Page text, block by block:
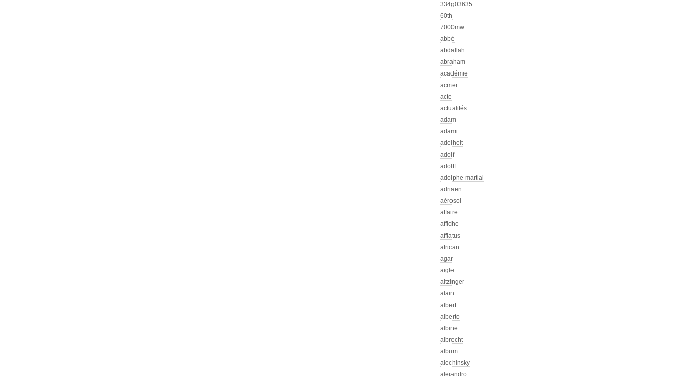
334g03635
60th
7000mw
abbé
abdallah
abraham
académie
acmer
acte
actualités
adam
adami
adelheit
adolf
adolff
adolphe-martial
adriaen
aérosol
affaire
affiche
afflatus
african
agar
aigle
aitzinger
alain
albert
alberto
albine
albrecht
album
alechinsky
alejandro